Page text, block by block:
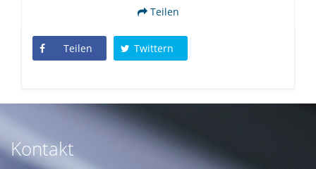
Teilen
Teilen Twittern
Kontakt